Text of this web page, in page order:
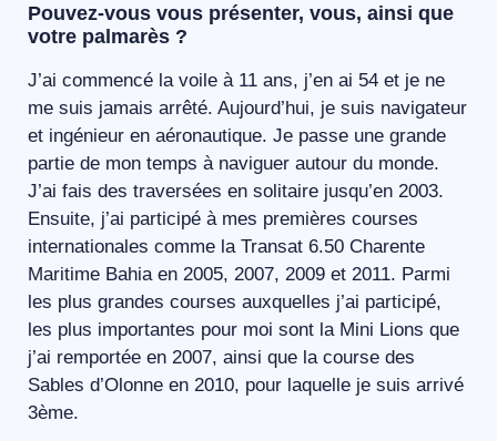
Pouvez-vous vous présenter, vous, ainsi que
votre palmarès ?
J’ai commencé la voile à 11 ans, j’en ai 54 et je ne
me suis jamais arrêté. Aujourd’hui, je suis navigateur
et ingénieur en aéronautique. Je passe une grande
partie de mon temps à naviguer autour du monde.
J’ai fais des traversées en solitaire jusqu’en 2003.
Ensuite, j’ai participé à mes premières courses
internationales comme la Transat 6.50 Charente
Maritime Bahia en 2005, 2007, 2009 et 2011. Parmi
les plus grandes courses auxquelles j’ai participé,
les plus importantes pour moi sont la Mini Lions que
j’ai remportée en 2007, ainsi que la course des
Sables d’Olonne en 2010, pour laquelle je suis arrivé
3ème.